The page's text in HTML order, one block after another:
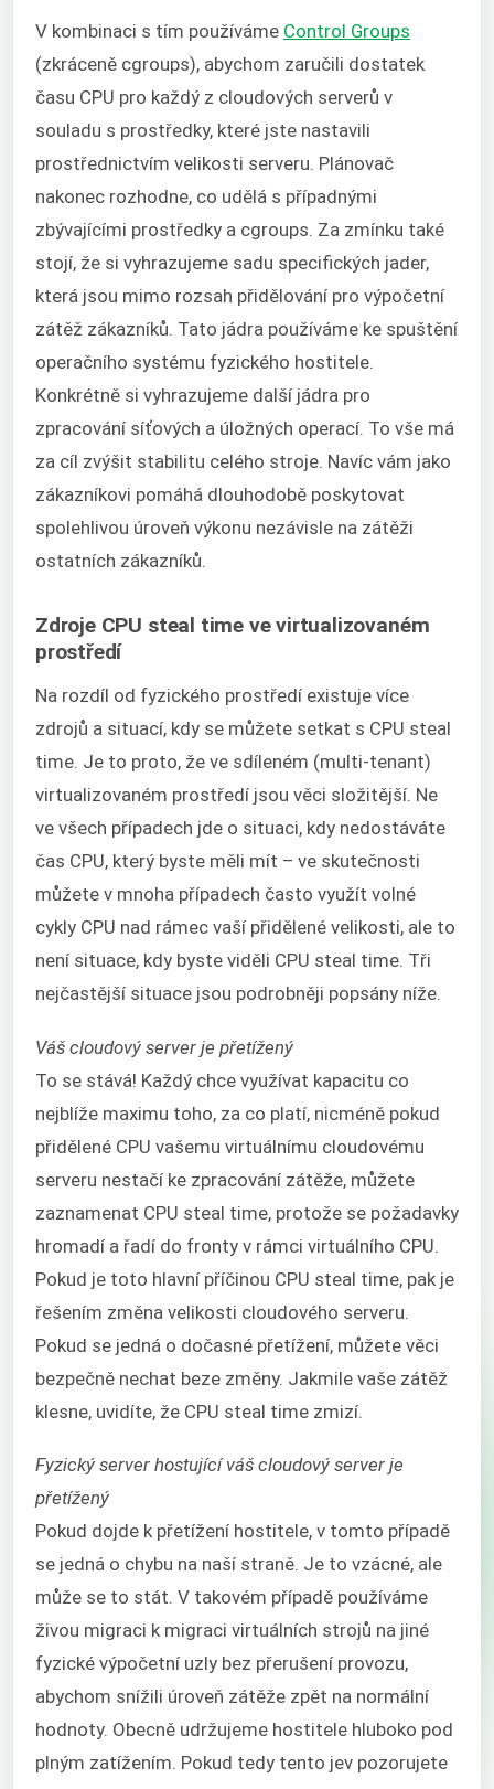
V kombinaci s tím používáme Control Groups
(zkráceně cgroups), abychom zaručili dostatek
času CPU pro každý z cloudových serverů v
souladu s prostředky, které jste nastavili
prostřednictvím velikosti serveru. Plánovač
nakonec rozhodne, co udělá s případnými
zbývajícími prostředky a cgroups. Za zmínku také
stojí, že si vyhrazujeme sadu specifických jader,
která jsou mimo rozsah přidělování pro výpočetní
zátěž zákazníků. Tato jádra používáme ke spuštění
operačního systému fyzického hostitele.
Konkrétně si vyhrazujeme další jádra pro
zpracování síťových a úložných operací. To vše má
za cíl zvýšit stabilitu celého stroje. Navíc vám jako
zákazníkovi pomáhá dlouhodobě poskytovat
spolehlivou úroveň výkonu nezávisle na zátěži
ostatních zákazníků.
Zdroje CPU steal time ve virtualizovaném
prostředí
Na rozdíl od fyzického prostředí existuje více
zdrojů a situací, kdy se můžete setkat s CPU steal
time. Je to proto, že ve sdíleném (multi-tenant)
virtualizovaném prostředí jsou věci složitější. Ne
ve všech případech jde o situaci, kdy nedostáváte
čas CPU, který byste měli mít – ve skutečnosti
můžete v mnoha případech často využít volné
cykly CPU nad rámec vaší přidělené velikosti, ale to
není situace, kdy byste viděli CPU steal time. Tři
nejčastější situace jsou podrobněji popsány níže.
Váš cloudový server je přetížený
To se stává! Každý chce využívat kapacitu co
nejblíže maximu toho, za co platí, nicméně pokud
přidělené CPU vašemu virtuálnímu cloudovému
serveru nestačí ke zpracování zátěže, můžete
zaznamenat CPU steal time, protože se požadavky
hromadí a řadí do fronty v rámci virtuálního CPU.
Pokud je toto hlavní příčinou CPU steal time, pak je
řešením změna velikosti cloudového serveru.
Pokud se jedná o dočasné přetížení, můžete věci
bezpečně nechat beze změny. Jakmile vaše zátěž
klesne, uvidíte, že CPU steal time zmizí.
Fyzický server hostující váš cloudový server je
přetížený
Pokud dojde k přetížení hostitele, v tomto případě
se jedná o chybu na naší straně. Je to vzácné, ale
může se to stát. V takovém případě používáme
živou migraci k migraci virtuálních strojů na jiné
fyzické výpočetní uzly bez přerušení provozu,
abychom snížili úroveň zátěže zpět na normální
hodnoty. Obecně udržujeme hostitele hluboko pod
plným zatížením. Pokud tedy tento jev pozorujete